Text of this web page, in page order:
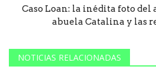
Caso Loan: la inédita foto del
abuela Catalina y las
NOTICIAS RELACIONADAS